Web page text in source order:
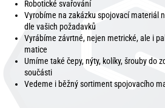
Robotické svařování
Vyrobíme na zakázku spojovací materiál
dle vašich požadavků
Vyrábíme závrtné, nejen metrické, ale i
matice
Umíme také čepy, nýty, kolíky, šrouby do
součásti
Vedeme i běžný sortiment spojovacího